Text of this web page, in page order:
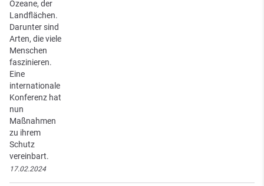
Ozeane, der
Landflächen.
Darunter sind
Arten, die viele
Menschen
faszinieren.
Eine
internationale
Konferenz hat
nun
Maßnahmen
zu ihrem
Schutz
vereinbart.
17.02.2024